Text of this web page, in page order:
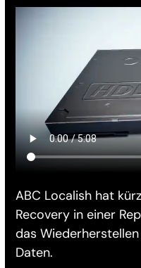
ABC Localish hat
Recovery in einer
das
Daten.